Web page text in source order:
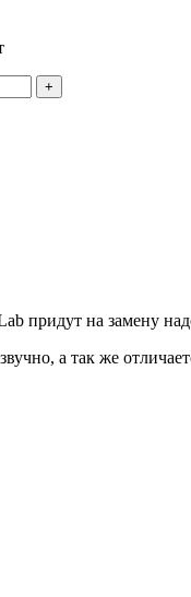
придут на замену
а так же